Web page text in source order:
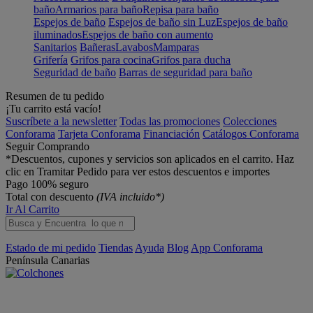
bañoArmarios para bañoRepisa para baño
Espejos de baño Espejos de baño sin LuzEspejos de baño
iluminadosEspejos de baño con aumento
Sanitarios BañerasLavabosMamparas
Grifería Grifos para cocinaGrifos para ducha
Seguridad de baño Barras de seguridad para baño
Resumen de tu pedido
¡Tu carrito está vacío!
Suscríbete a la newsletter Todas las promociones Colecciones
Conforama Tarjeta Conforama Financiación Catálogos Conforama
Seguir Comprando
*Descuentos, cupones y servicios son aplicados en el carrito. Haz
clic en Tramitar Pedido para ver estos descuentos e importes
Pago 100% seguro
Total con descuento (IVA incluido*)
Ir Al Carrito
Estado de mi pedido Tiendas Ayuda Blog App Conforama
Península Canarias